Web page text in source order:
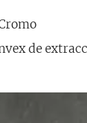
de